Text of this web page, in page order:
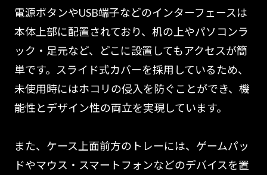
電源ボタンやUSB端子などのインターフェースは
本体上部に配置されており、机の上やパソコンラ
ック・足元など、どこに設置してもアクセスが簡
単です。スライド式カバーを採用しているため、
未使用時にはホコリの侵入を防ぐことができ、機
能性とデザイン性の両立を実現しています。
また、ケース上面前方のトレーには、ゲームパッ
ドやマウス・スマートフォンなどのデバイスを置